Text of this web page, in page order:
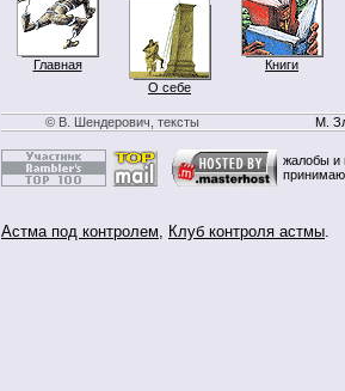
Главная
О себе
Книги
© В. Шендерович, тексты М.
жалобы и
Астма под контролем, Клуб контроля астмы.